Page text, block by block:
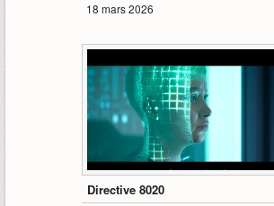
18 mars 2026
Directive 8020